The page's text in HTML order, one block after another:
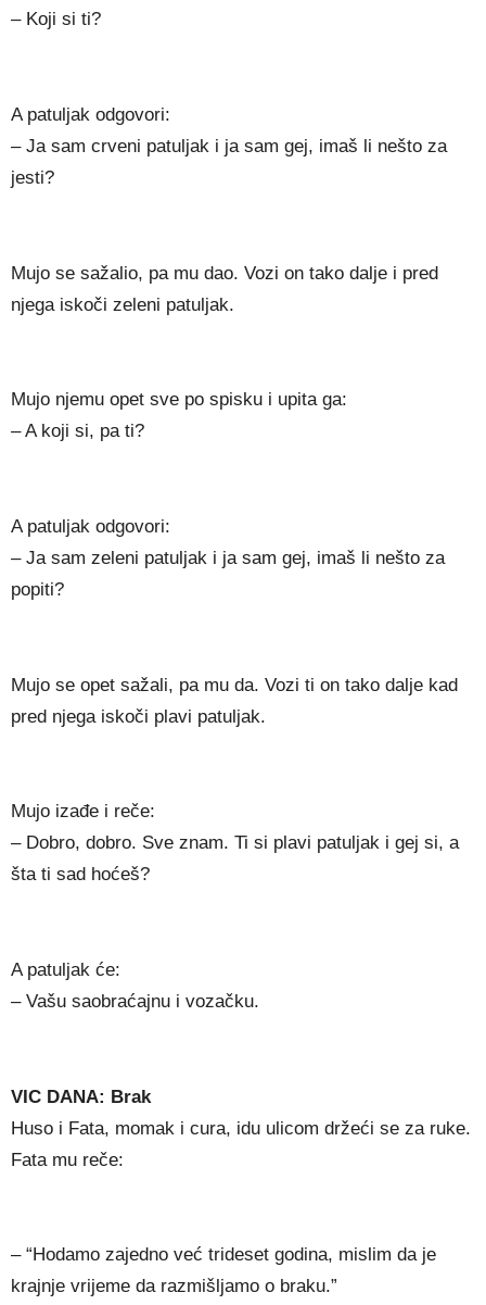
– Koji si ti?
A patuljak odgovori:
– Ja sam crveni patuljak i ja sam gej, imaš li nešto za
jesti?
Mujo se sažalio, pa mu dao. Vozi on tako dalje i pred
njega iskoči zeleni patuljak.
Mujo njemu opet sve po spisku i upita ga:
– A koji si, pa ti?
A patuljak odgovori:
– Ja sam zeleni patuljak i ja sam gej, imaš li nešto za
popiti?
Mujo se opet sažali, pa mu da. Vozi ti on tako dalje kad
pred njega iskoči plavi patuljak.
Mujo izađe i reče:
– Dobro, dobro. Sve znam. Ti si plavi patuljak i gej si, a
šta ti sad hoćeš?
A patuljak će:
– Vašu saobraćajnu i vozačku.
VIC DANA: Brak
Huso i Fata, momak i cura, idu ulicom držeći se za ruke.
Fata mu reče:
– “Hodamo zajedno već trideset godina, mislim da je
krajnje vrijeme da razmišljamo o braku.”